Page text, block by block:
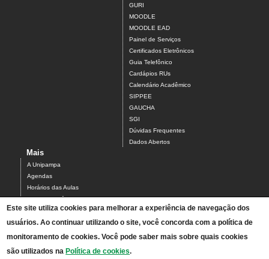
GURI
MOODLE
MOODLE EAD
Painel de Serviços
Certificados Eletrônicos
Guia Telefônico
Cardápios RUs
Calendário Acadêmico
SIPPEE
GAUCHA
SGI
Dúvidas Frequentes
Dados Abertos
Mais
A Unipampa
Agendas
Horários das Aulas
Centro Acadêmico do Campus Alegrete
Estrutura Organizacional
PDI 2019-2023
Orientações de segurança
Acesso ao Antigo Portal
Este site utiliza cookies para melhorar a experiência de navegação dos
usuários. Ao continuar utilizando o site, você concorda com a política de
monitoramento de cookies. Você pode saber mais sobre quais cookies
são utilizados na Política de cookies.